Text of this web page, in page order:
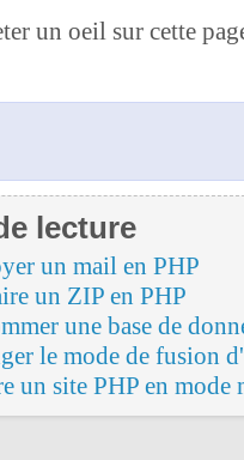
un oeil sur cette
lecture
un mail en PHP
un ZIP en PHP
une base de
le mode de fusion
un site PHP en mode